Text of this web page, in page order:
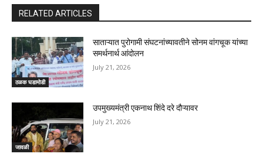
RELATED ARTICLES
ठळक घडामोडी
साताऱ्यात पुरोगामी संघटनांच्यावतीने सोनम वांगचूक यांच्या
समर्थनार्थ आंदोलन
July 21, 2026
जावळी
उपमुख्यमंत्री एकनाथ शिंदे दरे दौऱ्यावर
July 21, 2026